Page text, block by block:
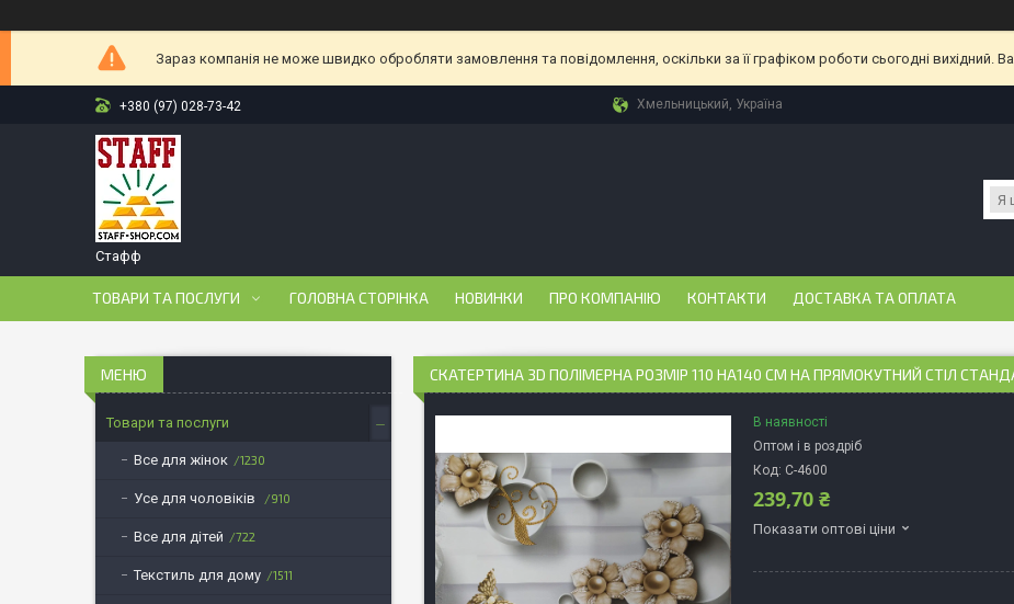
Зараз компанія не може швидко обробляти замовлення та повідомлення, оскільки за її графіком роботи сьогодні вихідний.
+380 (97) 028-73-42 Хмельницький, Україна
Стафф
ТОВАРИ ТА ПОСЛУГИ ГОЛОВНА СТОРІНКА НОВИНКИ ПРО КОМПАНІЮ КОНТАКТИ ДОСТАВКА ТА ОПЛАТА
СКАТЕРТИНА 3D ПОЛІМЕРНА РОЗМІР 110 НА140 СМ НА ПРЯМОКУТНИЙ СТІЛ
В наявності
Оптом і в роздріб
Код: С-4600
239,70 ₴
Показати оптові ціни
Товари та послуги
Все для жінок 1230
Усе для чоловіків 910
Все для дітей 722
Текстиль для дому 1511